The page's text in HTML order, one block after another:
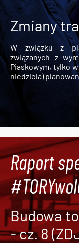
Zmiany
W związku z
związanych z
Piaskowym, tylko
niedziela)
Raport
Budowa
- cz. 8